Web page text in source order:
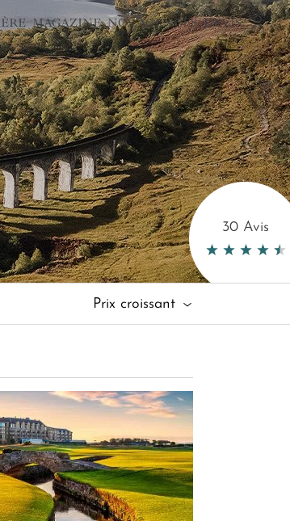
MAGAZINE NOS AGENCES DEVIS
30 Avis
Prix croissant